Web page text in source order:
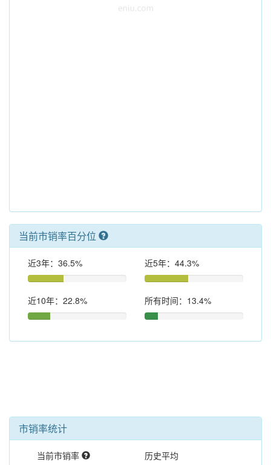
当前市销率百分位
近3年：36.5% 近5年：44.3%
近10年：22.8% 所有时间：13.4%
市销率统计
当前市销率 历史平均